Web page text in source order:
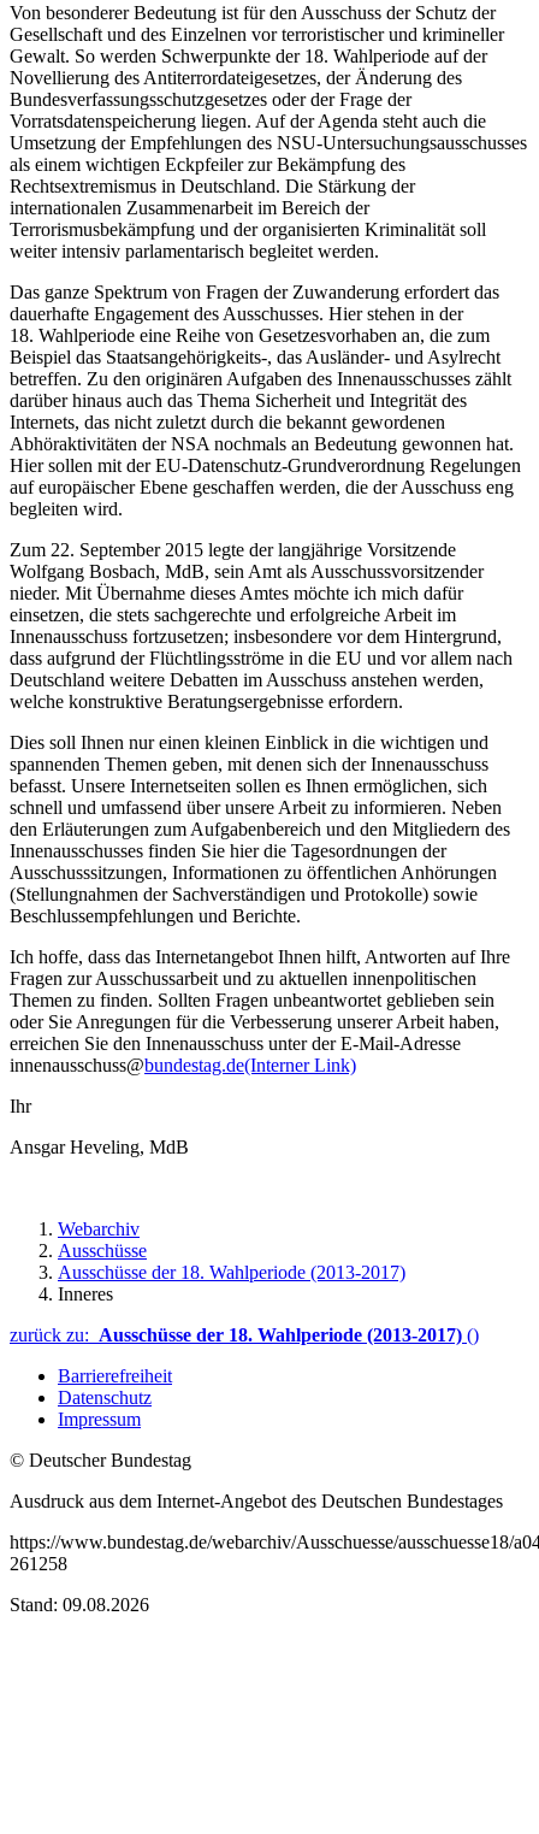
Von besonderer Bedeutung ist für den Ausschuss der Schutz der
Gesellschaft und des Einzelnen vor terroristischer und krimineller
Gewalt. So werden Schwerpunkte der 18. Wahlperiode auf der
Novellierung des Antiterrordateigesetzes, der Änderung des
Bundesverfassungsschutzgesetzes oder der Frage der
Vorratsdatenspeicherung liegen. Auf der Agenda steht auch die
Umsetzung der Empfehlungen des NSU-Untersuchungsausschusses
als einem wichtigen Eckpfeiler zur Bekämpfung des
Rechtsextremismus in Deutschland. Die Stärkung der
internationalen Zusammenarbeit im Bereich der
Terrorismusbekämpfung und der organisierten Kriminalität soll
weiter intensiv parlamentarisch begleitet werden.
Das ganze Spektrum von Fragen der Zuwanderung erfordert das
dauerhafte Engagement des Ausschusses. Hier stehen in der
18. Wahlperiode eine Reihe von Gesetzesvorhaben an, die zum
Beispiel das Staatsangehörigkeits-, das Ausländer- und Asylrecht
betreffen. Zu den originären Aufgaben des Innenausschusses zählt
darüber hinaus auch das Thema Sicherheit und Integrität des
Internets, das nicht zuletzt durch die bekannt gewordenen
Abhöraktivitäten der NSA nochmals an Bedeutung gewonnen hat.
Hier sollen mit der EU-Datenschutz-Grundverordnung Regelungen
auf europäischer Ebene geschaffen werden, die der Ausschuss eng
begleiten wird.
Zum 22. September 2015 legte der langjährige Vorsitzende
Wolfgang Bosbach, MdB, sein Amt als Ausschussvorsitzender
nieder. Mit Übernahme dieses Amtes möchte ich mich dafür
einsetzen, die stets sachgerechte und erfolgreiche Arbeit im
Innenausschuss fortzusetzen; insbesondere vor dem Hintergrund,
dass aufgrund der Flüchtlingsströme in die EU und vor allem nach
Deutschland weitere Debatten im Ausschuss anstehen werden,
welche konstruktive Beratungsergebnisse erfordern.
Dies soll Ihnen nur einen kleinen Einblick in die wichtigen und
spannenden Themen geben, mit denen sich der Innenausschuss
befasst. Unsere Internetseiten sollen es Ihnen ermöglichen, sich
schnell und umfassend über unsere Arbeit zu informieren. Neben
den Erläuterungen zum Aufgabenbereich und den Mitgliedern des
Innenausschusses finden Sie hier die Tagesordnungen der
Ausschusssitzungen, Informationen zu öffentlichen Anhörungen
(Stellungnahmen der Sachverständigen und Protokolle) sowie
Beschlussempfehlungen und Berichte.
Ich hoffe, dass das Internetangebot Ihnen hilft, Antworten auf Ihre
Fragen zur Ausschussarbeit und zu aktuellen innenpolitischen
Themen zu finden. Sollten Fragen unbeantwortet geblieben sein
oder Sie Anregungen für die Verbesserung unserer Arbeit haben,
erreichen Sie den Innenausschuss unter der E-Mail-Adresse
innenausschuss@bundestag.de(Interner Link)
Ihr
Ansgar Heveling, MdB
Webarchiv
Ausschüsse
Ausschüsse der 18. Wahlperiode (2013-2017)
Inneres
zurück zu: Ausschüsse der 18. Wahlperiode (2013-2017) ()
Barrierefreiheit
Datenschutz
Impressum
© Deutscher Bundestag
Ausdruck aus dem Internet-Angebot des Deutschen Bundestages
https://www.bundestag.de/webarchiv/Ausschuesse/ausschuesse18/
261258
Stand: 09.08.2026